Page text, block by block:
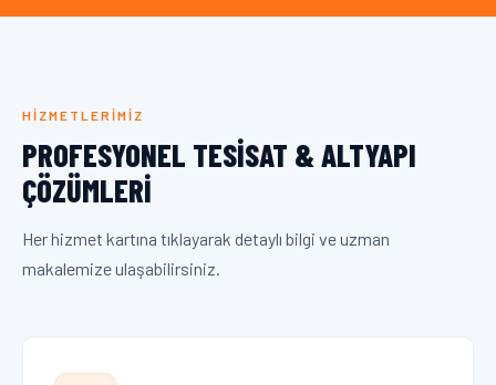
HIZMETLERIMIZ
PROFESYONEL TESISAT & ALTYAPI
ÇÖZÜMLERI
Her hizmet kartına tıklayarak detaylı bilgi ve uzman
makalemize ulaşabilirsiniz.